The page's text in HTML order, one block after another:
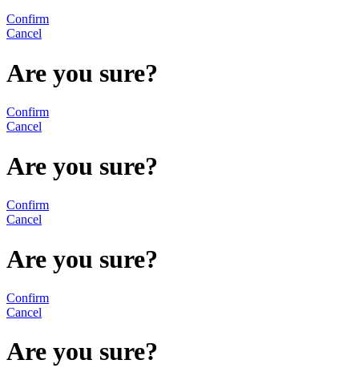
Confirm
Cancel
Are you sure?
Confirm
Cancel
Are you sure?
Confirm
Cancel
Are you sure?
Confirm
Cancel
Are you sure?